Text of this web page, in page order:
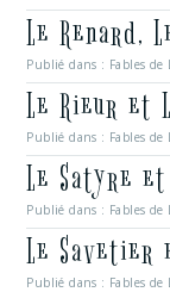
Le Renard,
Publié dans : Fables de
Le Rieur et
Publié dans : Fables de
Le Satyre
Publié dans : Fables de
Le Savetier
Publié dans : Fables de